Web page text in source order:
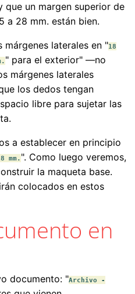
que un margen superior de
a 28 mm. están bien.
laterales en "18
" para el exterior" —no
márgenes laterales
los dedos tengan
libre para sujetar las
a establecer en principio
mm. ". Como luego veremos,
la maqueta base.
colocados en estos
en
documento: "Archivo -